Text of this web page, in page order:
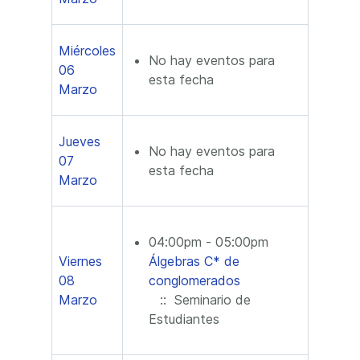
Miércoles
06
Marzo
No hay eventos para
esta fecha
Jueves
07
Marzo
No hay eventos para
esta fecha
Viernes
08
Marzo
04:00pm - 05:00pm
Álgebras C* de
conglomerados
:: Seminario de
Estudiantes